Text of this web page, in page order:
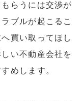
らうには交渉が
ブルが起こるこ
買い取ってほし
い不動産会社を
めします。